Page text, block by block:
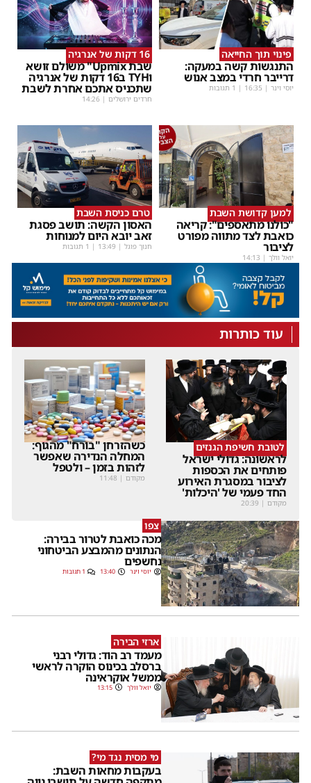
פינוי תוך החייאה
התנגשות קשה במעקה:
דרייבר חרדי במצב אנוש
יוסי וינר |
16:35 | 1 תגובות
16 דקות של אנרגיה
שבת Upmix" משולם זושא
וTYH ב16 דקות של אנרגיה
שתכניס אתכם אחרת לשבת
חרדים ירושלים |
14:26
למען קדושת השבת
"כולנו מתאספים": קריאה
כואבת לצד מתווה מפורט
לציבור
יואל וולך |
14:13
טרם כניסת השבת
האסון הקשה: תושב פסגת
זאב יובא היום למנוחות
חנוך פוגל |
13:49 | 1 תגובות
עוד כותרות
לטובת חשיפת הגנזים
לראשונה: גדולי ישראל
פותחים את הכספות
לציבור במסגרת האירוע
החד פעמי של 'היכלות'
מקודם |
20:39
כשהזרחן "בורח" מהגוף:
המחלה הנדירה שאפשר
לזהות בזמן – ולטפל
מקודם |
11:48
צפו
מכה כואבת לטרור בבירה:
הנתונים מהמבצע הביטחוני
נחשפים
יוסי וינר 13:40 1 תגובות
ארזי הבירה
מעמד רב הוד: גדולי רבני
ברסלב בכינוס הוקרה לראשי
ממשל אוקראינה
יואל וולך 13:15
מי מסית נגד מי?
בעקבות מחאות השבת: